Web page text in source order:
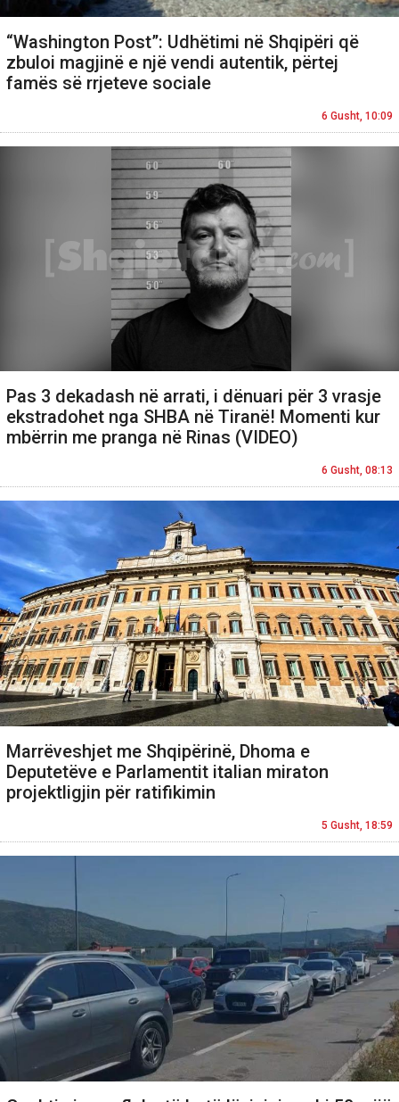
“Washington Post”: Udhëtimi në Shqipëri që
zbuloi magjinë e një vendi autentik, përtej
famës së rrjeteve sociale
6 Gusht, 10:09
Pas 3 dekadash në arrati, i dënuari për 3 vrasje
ekstradohet nga SHBA në Tiranë! Momenti kur
mbërrin me pranga në Rinas (VIDEO)
6 Gusht, 08:13
Marrëveshjet me Shqipërinë, Dhoma e
Deputetëve e Parlamentit italian miraton
projektligjin për ratifikimin
5 Gusht, 18:59